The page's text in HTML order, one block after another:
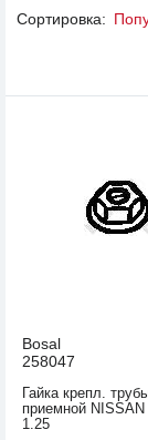
Сортировка:
Bosal
258047
Гайка крепл.
приемной NISSAN
1.25